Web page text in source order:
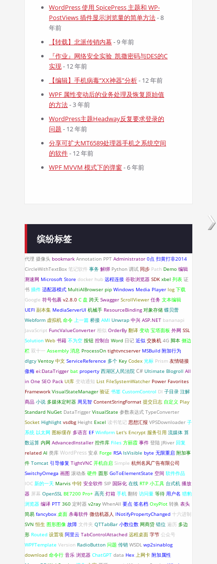
WordPress 使用 SpicePress 主题和 WP-
PostViews 插件显示浏览量的简单方法- 8
年前
【转载】北派传销内幕- 9 年前
『作业』网络安全实验_凯撒密码与DES的C
实现- 12 年前
【编辑】手机病毒“XX神器”分析- 12 年前
WPF 属性变动后的业务处理及恢复原始值
的方法- 3 年前
WordPress主题Headway反复要求登录的
问题 - 12 年前
分享可扩大MT6589处理器手机之系统空间
的软件- 12 年前
WPF MVVM 模式下的弹窗- 6 年前
缤纷标签
代理 摄像头 bookmark Annotation PPT Administrator 0点 扫黄打非2014
CircleWithTextBox 笔记软件 事务 解绑 Python 调试 同步 Path Demo 编辑
测速网 Microsoft Store docker hub 远程连接 谷歌浏览器 SDK xbel 列表 证
书 插件 适配器模式 MultiAIBrowser pip Windows Media Player log 下载
Google 符号包裹 v2.8.0 C 盘 跨天 Swagger ScrollViewer 任务 文本编辑
UEFI 副本集 MediaServerUI 机械手 ResourceBinding 对象存储 蝶贝蕾
Webform 虚拟机 命令 上一篇 桥接 AMI Unwrap 中兴 ASP.NET bananapi
JavaScript FuncValueConverter 相似 OrderBy 翻译 变动 宝塔面板 外网 SSL
Solution Web 书籍 不为空 按钮 控制台 Word 日记 近似 交换机 4G 脚本 侧边
栏 双十一 Assembly 消息 ProcessOn tightvncserver MSBuild 附加行为
dlgcy Ventoy 中文 ServiceReference 多个 Key Codex 光标 Prism 友情链接
傲梅 ei:DataTrigger bat property 西湖区人民法院 C# Ultimate Blogroll All
in One SEO Pack UI库 变动通知 List FileSystemWatcher Power Favorites
Framework VisualStateManager 验证 书签 CustomControl DI 子目录 注解
商品 小说 多媒体定时器 周见智 ContentStringFormat 提交日志 自定义 Play
Standard NuGet DataTrigger VisualState 参数表达式 TypeConverter
Socket Highlight vsdbg Height Excel 读书笔记 思想汇报 VPSDownloader 子
系统 以太网 图标缓存 多语言 EF Winform Let's Encrypt 服务引用 流媒体 算
数运算 内网 AdvancedInstaller 控件库 Files 方丽霞 事件 登陆 JRiver 回复
related AI 类库 WordPress 安卓 Forge RSA IsVisible byte 无限重启 附加事
件 Tomcat 引导修复 TightVNC 开机自启 Simple 杭州名风广告有限公司
SwitchyOmega 画图 滚动条 硬件 圆形 GoToElementState 空间 软件作品
IOC 新的一天 Marvis 中转 安全软件 SIP 国际化 在线 RTP 小工具 台式机 播放
器 屏幕 OpenSSL BE7200 Pro+ 高亮 灯箱 手机 翻转 访问量 等待 用户名 猎豹
浏览器 编译 PTT 360 定时器 v2ray WhenAll 要点 签名档 OxyPlot 转换 表头
简易 fancybox 桌面 杀毒软件 微信机器人 INotifyPropertyChanged 十六进制
SVN 恒生 图形图像 故障 文件夹 QTTabBar 小数位数 网商贷 错位 遍历 多边
形 Routed 设置项 阿里云 TabControlAttached 远程桌面 字节 公众号
WPFTemplate Version RadioButton 问题 传销 WSDL wp2sinablog
download 命令行 音乐 浏览器 ChatGPT data Hex 上网卡 附加属性